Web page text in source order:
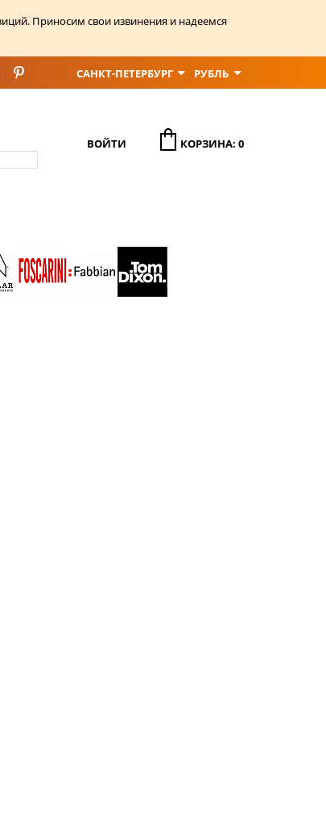
Приносим свои извинения и надеемся
САНКТ-ПЕТЕРБУРГ РУБЛЬ
ВОЙТИ КОРЗИНА: 0